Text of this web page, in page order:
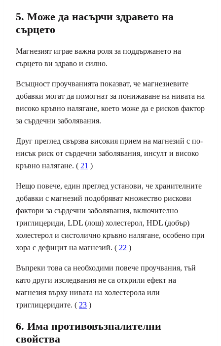
5. Може да насърчи здравето на
сърцето
Магнезият играе важна роля за поддържането на
сърцето ви здраво и силно.
Всъщност проучванията показват, че магнезиевите
добавки могат да помогнат за понижаване на нивата на
високо кръвно налягане, което може да е рисков фактор
за сърдечни заболявания.
Друг преглед свързва високия прием на магнезий с по-
нисък риск от сърдечни заболявания, инсулт и високо
кръвно налягане. ( 21 )
Нещо повече, един преглед установи, че хранителните
добавки с магнезий подобряват множество рискови
фактори за сърдечни заболявания, включително
триглицериди, LDL (лош) холестерол, HDL (добър)
холестерол и систолично кръвно налягане, особено при
хора с дефицит на магнезий. ( 22 )
Въпреки това са необходими повече проучвания, тъй
като други изследвания не са открили ефект на
магнезия върху нивата на холестерола или
триглицеридите. ( 23 )
6. Има противовъзпалителни
свойства